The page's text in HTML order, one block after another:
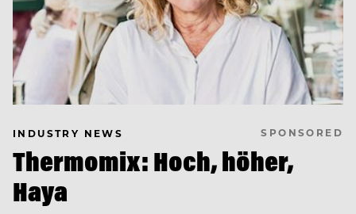
INDUSTRY NEWS SPONSORED
Thermomix: Hoch, höher,
Haya